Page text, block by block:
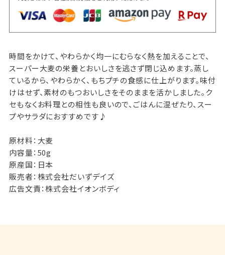
時間をかけて、やわらかく均一にむらなく熱を加えることで、
スーパー大麦の栄養とおいしさを逃さず閉じ込めます。蒸し
ているから、やわらかく、もちプチの食感に仕上がります。味付
けはせず、素材のもつおいしさをそのままを活かしました。ク
セもなくお料理との相性も良いので、ごはんに混ぜたり、スー
プやサラダにおすすめです♪
原材料：大麦
内容量：50g
原産国：日本
販売者：株式会社だいずデイズ
広告文責：株式会社イオンボディ